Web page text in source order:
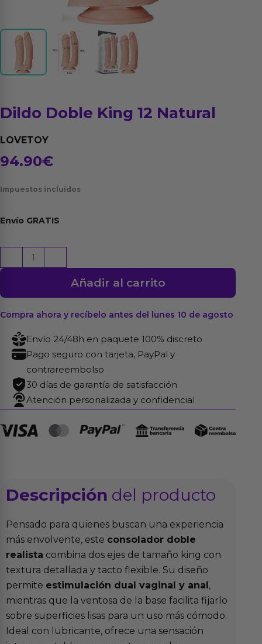
Dildo Doble King 12 Natural
LOVETOY
94.90€
Impuestos incluídos
Envío GRATIS
Doble
12
Natural
cantidad
Añadir al carrito
Compra ahora y recíbelo antes del lunes 10 de agosto
Envío 24/48h en paquete 100% discreto
Pago seguro con tarjeta, PayPal y
contrareembolso
30 días de garantía de satisfacción
Atención personalizada y confidencial
Descripción del producto
Pensado para quienes buscan una experiencia
más envolvente, este consolador doble
realista combina dos ejes de tamaño king con
textura detallada y tacto flexible. Su diseño
permite estimulación dual vaginal y anal,
mientras que la ventosa de la base facilita fijarlo
sobre superficies lisas para un uso más cómodo.
Ideal con lubricante, ofrece una sensación